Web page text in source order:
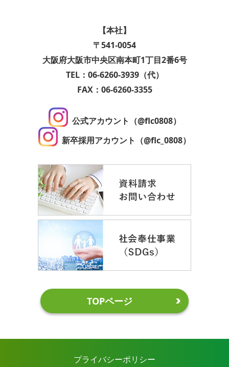
【本社】
〒541-0054
大阪府大阪市中央区南本町1丁目2番6号
TEL：06-6260-3939（代）
FAX：06-6260-3355
公式アカウント（@flc0808）
新卒採用アカウント（@flc_0808）
TOPページ
プライバシーポリシー